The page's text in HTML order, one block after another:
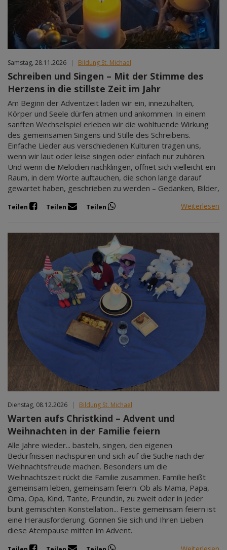
Samstag, 28.11.2026 | Bildung St. Michael
Schreiben und Singen – Mit der Stimme des
Herzens in die stillste Zeit im Jahr
Am Beginn der Adventzeit laden wir ein, innezuhalten,
Körper und Seele dürfen atmen und ankommen. In einem
sanften Wechselspiel erleben wir die wohltuende Wirkung
des gemeinsamen Singens und Stille des Schreibens.
Einfache Lieder aus verschiedenen Kulturen tragen uns,
wenn wir laut oder leise singen oder einfach nur zuhören.
Und wenn die Melodien nachklingen, öffnet sich vielleicht ein
Raum, in dem Worte auftauchen, die schon lange darauf
gewartet haben, geschrieben zu werden – Gedanken, Bilder,
Teilen Teilen Teilen Weiterlesen
Dienstag, 08.12.2026 | Bildung St. Michael
Warten aufs Christkind – Advent und
Weihnachten in der Familie feiern
Alle Jahre wieder... basteln, singen, den eigenen
Bedürfnissen nachspüren und sich auf die Suche nach der
Weihnachtsfreude machen. Besonders um die
Weihnachtszeit rückt die Familie zusammen. Familie heißt
gemeinsam leben, gemeinsam feiern. Ob als Mama, Papa,
Oma, Opa, Kind, Tante, Freund:in, zu zweit oder in jeder
bunt gemischten Konstellation... Feste gemeinsam feiern ist
eine Herausforderung. Gönnen Sie sich und Ihren Lieben
diese Atempause mitten im Advent.